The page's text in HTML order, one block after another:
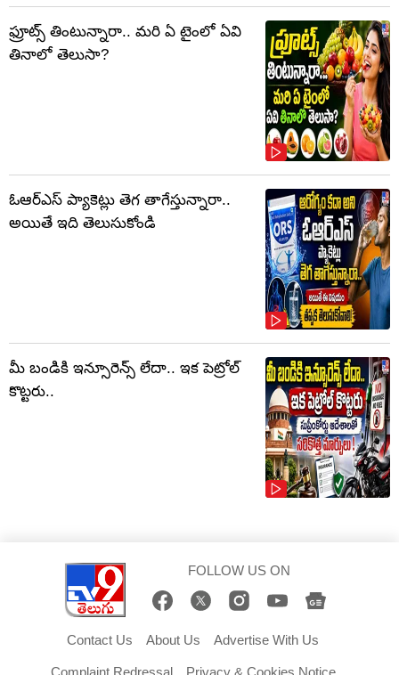
ఫ్రూట్స్‌ తింటున్నారా.. మరి ఏ టైంలో ఏవి
తినాలో తెలుసా?
ఓఆర్‌ఎస్‌ ప్యాకెట్లు తెగ తాగేస్తున్నారా..
అయితే ఇది తెలుసుకోండి
మీ బండికి ఇన్సూరెన్స్ లేదా.. ఇక పెట్రోల్
కొట్టరు..
FOLLOW US ON
Contact Us About Us Advertise With Us